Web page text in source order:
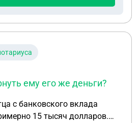
ему его же деньги?
с банковского вклада
15 тысяч долларов.